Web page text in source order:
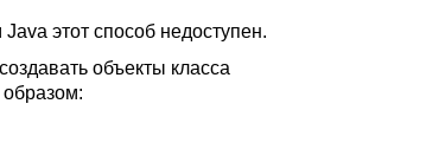
этот способ недоступен.
объекты класса